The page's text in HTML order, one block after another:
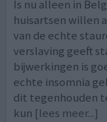
Is nu alleen in
huisartsen willen
van de echte
verslaving geeft
bijwerkingen is
echte insomnia
dit tegenhouden
kun [lees meer...]